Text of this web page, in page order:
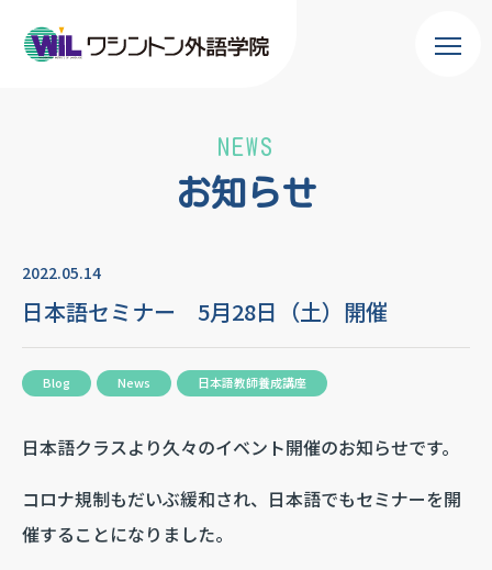
お知らせ
NEWS
2022.05.14
日本語セミナー 5月28日（土）開催
Blog News 日本語教師養成講座
日本語クラスより久々のイベント開催のお知らせです。
コロナ規制もだいぶ緩和され、日本語でもセミナーを開
催することになりました。